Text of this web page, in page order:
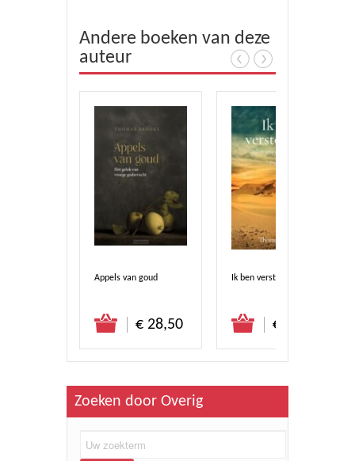
Andere boeken van deze
auteur
Appels van goud
€ 28,50
Ik ben verstomd
€ 22,90
Bestel direct Bestel direct
Zoeken door Overig